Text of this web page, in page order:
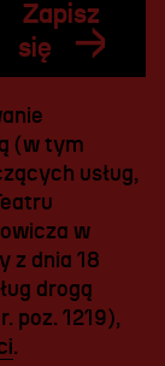
Zapisz
się
(w tym
usług,
w
z dnia 18
drogą
poz. 1219),
.